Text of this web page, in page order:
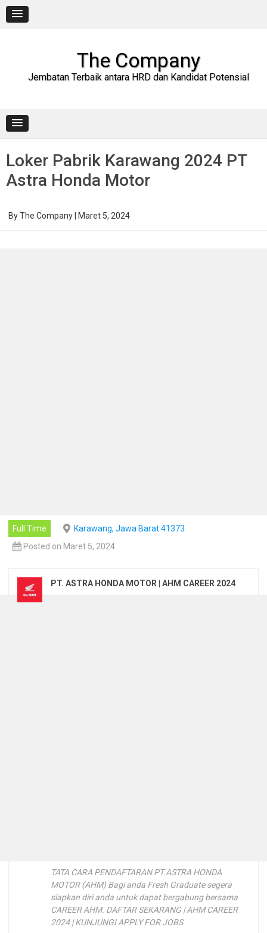
content
The Company
Jembatan Terbaik antara HRD dan Kandidat Potensial
Loker Pabrik Karawang 2024 PT
Astra Honda Motor
ByThe Company Maret 5, 2024
Full Time
Karawang, Jawa Barat 41373
Posted on Maret 5, 2024
PT. ASTRA HONDA MOTOR | AHM CAREER 2024
TATA CARA PENDAFTARAN PT.ASTRA HONDA
MOTOR (AHM) Bagi anda Fresh Graduate segera
siapkan diri anda untuk dapat bergabung bersama
CAREER AHM. DAFTAR SEKARANG | AHM CAREER
2024 | KUNJUNGI APPLY FOR JOBS